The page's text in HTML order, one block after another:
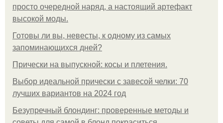
просто очередной наряд, а настоящий артефакт
высокой моды.
Готовы ли вы, невесты, к одному из самых
запоминающихся дней?
Прически на выпускной: косы и плетения.
Выбор идеальной прически с завесой челки: 70
лучших вариантов на 2024 год
Безупречный блондинг: проверенные методы и